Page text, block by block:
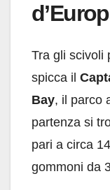
Tra gli scivoli
spicca il
Bay, il parco
partenza si
pari a circa
gommoni da